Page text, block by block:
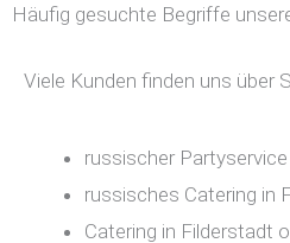
Häufig gesuchte Begriffe
Viele Kunden finden uns über
russischer
russisches Catering in
Catering in Filderstadt